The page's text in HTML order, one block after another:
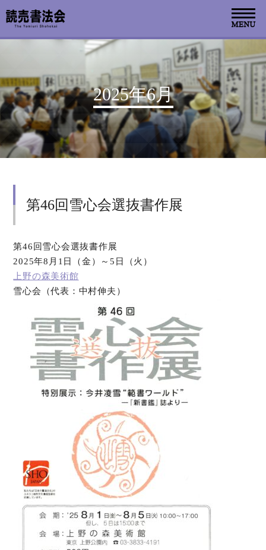
2025年6月
第46回雪心会選抜書作展
第46回雪心会選抜書作展
2025年8月1日（金）～5日（火）
上野の森美術館
雪心会（代表：中村伸夫）
お知らせ
読売書法会について
読売書法展
関連書道展
デジタルアーカイブ
オンラインショップ
お問い合わせ